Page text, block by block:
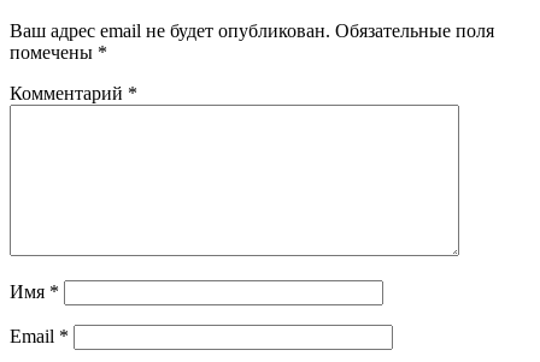
Ваш адрес email не будет опубликован. Обязательные поля
помечены *
Комментарий *
Имя *
Email *